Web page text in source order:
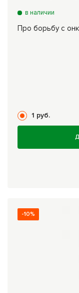
в наличии
Про борьбу с
1 руб.
-10%